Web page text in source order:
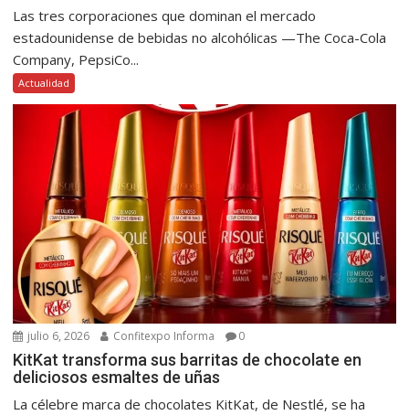
Las tres corporaciones que dominan el mercado
estadounidense de bebidas no alcohólicas —The Coca-Cola
Company, PepsiCo...
Actualidad
julio 6, 2026 Confitexpo Informa 0
KitKat transforma sus barritas de chocolate en
deliciosos esmaltes de uñas
La célebre marca de chocolates KitKat, de Nestlé, se ha